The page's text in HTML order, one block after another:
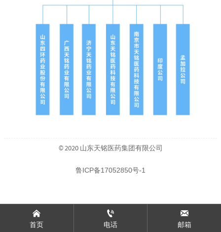
© 2020 山东天铭医药集团有限公司
鲁ICP备17052850号-1

首页

电话

邮箱